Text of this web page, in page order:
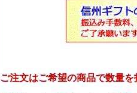
ご注文はご希望の商品で数量